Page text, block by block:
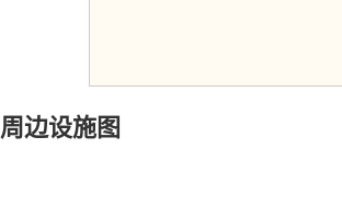
周边设施图